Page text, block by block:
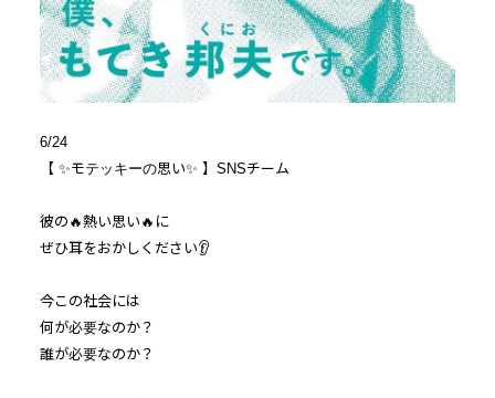
6/24
【 ✨モテッキーの思い✨ 】SNSチーム
彼の🔥熱い思い🔥に
ぜひ耳をおかしください👂
今この社会には
何が必要なのか？
誰が必要なのか？